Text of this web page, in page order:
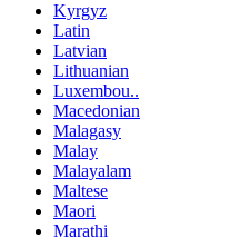
Kyrgyz
Latin
Latvian
Lithuanian
Luxembou..
Macedonian
Malagasy
Malay
Malayalam
Maltese
Maori
Marathi